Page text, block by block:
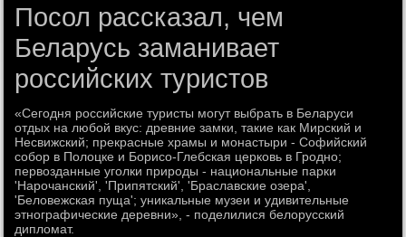
Посол рассказал, чем
Беларусь заманивает
российских туристов
«Сегодня российские туристы могут выбрать в Беларуси
отдых на любой вкус: древние замки, такие как Мирский и
Несвижский; прекрасные храмы и монастыри - Софийский
собор в Полоцке и Борисо-Глебская церковь в Гродно;
первозданные уголки природы - национальные парки
'Нарочанский', 'Припятский', 'Браславские озера',
'Беловежская пуща'; уникальные музеи и удивительные
этнографические деревни», - поделилися белорусский
дипломат.